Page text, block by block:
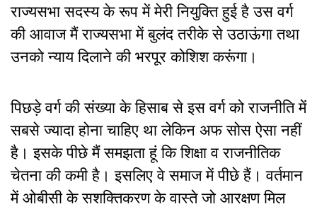
राज्यसभा सदस्य के रूप में मेरी नियुक्ति हुई है उस वर्ग
की आवाज मैं राज्यसभा में बुलंद तरीके से उठाऊंगा तथा
उनको न्याय दिलाने की भरपूर कोशिश करूंगा।
पिछड़े वर्ग की संख्या के हिसाब से इस वर्ग को राजनीति में
सबसे ज्यादा होना चाहिए था लेकिन अफ सोस ऐसा नहीं
है। इसके पीछे मैं समझता हूं कि शिक्षा व राजनीतिक
चेतना की कमी है। इसलिए वे समाज में पीछे हैं। वर्तमान
में ओबीसी के सशक्तिकरण के वास्ते जो आरक्षण मिल